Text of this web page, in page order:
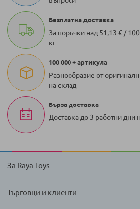
Безплатна доставка
За поръчки над 51,13 € /
кг
100 000 + артикула
Разнообразие от
на склад
Бърза доставка
Доставка до 3 работни дни
За Raya Toys
Търговци и клиенти